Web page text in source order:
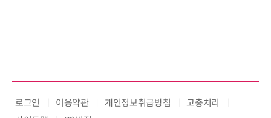
로그인 이용약관 개인정보취급방침
고충처리